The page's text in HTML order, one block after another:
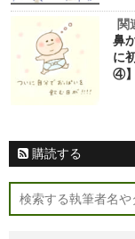
関
鼻
に
④
購読する